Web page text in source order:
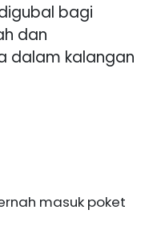
bagi
dan
dalam kalangan
masuk poket